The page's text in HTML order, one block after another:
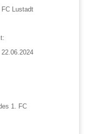
Lustadt
1. FC